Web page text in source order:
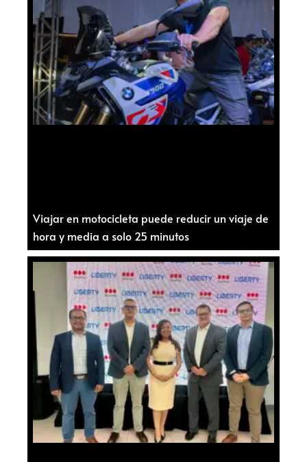
Viajar en motocicleta puede reducir un viaje de
hora y media a solo 25 minutos